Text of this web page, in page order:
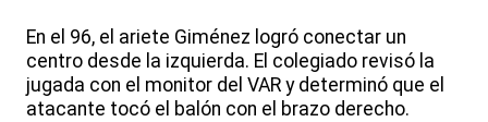
En el 96, el ariete Giménez logró conectar un
centro desde la izquierda. El colegiado revisó la
jugada con el monitor del VAR y determinó que el
atacante tocó el balón con el brazo derecho.